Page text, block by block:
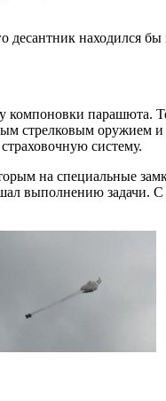
десантник находился
парашюта.
стрелковым оружием
систему.
на специальные
выполнению